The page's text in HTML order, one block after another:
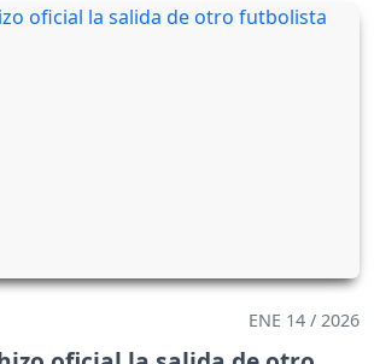
ENE 14 / 2026